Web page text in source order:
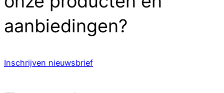
aanbiedingen?
Inschrijven nieuwsbrief